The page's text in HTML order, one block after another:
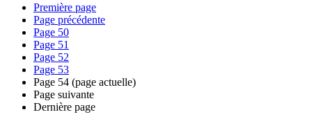
Première page
Page précédente
Page 50
Page 51
Page 52
Page 53
Page 54 (page actuelle)
Page suivante
Dernière page